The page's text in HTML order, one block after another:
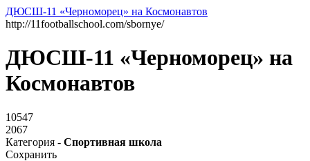
ДЮСШ-11 «Черноморец» на Космонавтов
http://11footballschool.com/sbornye/
ДЮСШ-11 «Черноморец» на
Космонавтов
10547
2067
Категория - Спортивная школа
Сохранить